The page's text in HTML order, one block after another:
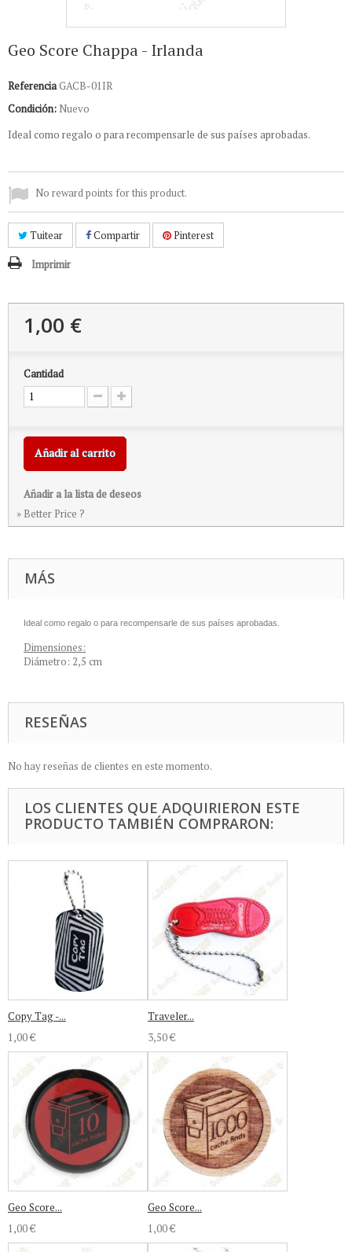
Geo Score Chappa - Irlanda
ReferenciaGACB-01IR
Condición: Nuevo
Ideal como regalo o para recompensarle de sus países aprobadas.
No reward points for this product.
Tuitear Compartir Pinterest
Imprimir
1,00 €
Cantidad
Añadir al carrito
Añadir a la lista de deseos
» Better Price ?
MÁS
Ideal como regalo o para recompensarle de sus países aprobadas
Dimensiones:
Diámetro: 2,5 cm
RESEÑAS
No hay reseñas de clientes en este momento.
LOS CLIENTES QUE ADQUIRIERON ESTE
PRODUCTO TAMBIÉN COMPRARON:
Copy Tag -...
1,00 €
Traveler...
3,50 €
Geo Score...
1,00 €
Geo Score...
1,00 €